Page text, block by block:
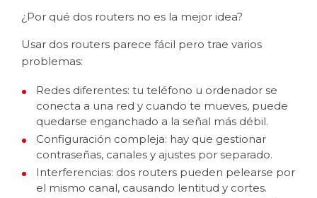
¿Por qué dos routers no es la mejor idea?
Usar dos routers parece fácil pero trae varios
problemas:
Redes diferentes: tu teléfono u ordenador se
conecta a una red y cuando te mueves, puede
quedarse enganchado a la señal más débil.
Configuración compleja: hay que gestionar
contraseñas, canales y ajustes por separado.
Interferencias: dos routers pueden pelearse por
el mismo canal, causando lentitud y cortes.